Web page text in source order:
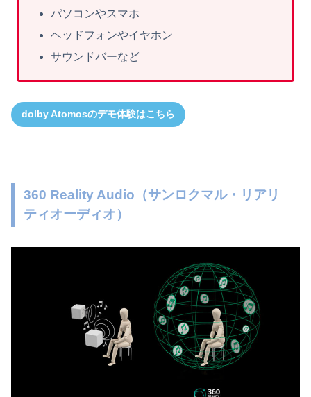
パソコンやスマホ
ヘッドフォンやイヤホン
サウンドバーなど
dolby Atomosのデモ体験はこちら
360 Reality Audio（サンロクマル・リアリ
ティオーディオ）